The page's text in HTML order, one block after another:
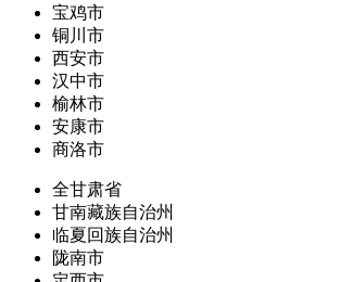
宝鸡市
铜川市
西安市
汉中市
榆林市
安康市
商洛市
全甘肃省
甘南藏族自治州
临夏回族自治州
陇南市